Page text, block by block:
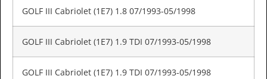
GOLF III Cabriolet (1E7) 1.8 07/1993-05/1998
GOLF III Cabriolet (1E7) 1.9 TDI 07/1993-05/1998
GOLF III Cabriolet (1E7) 1.9 TDI 07/1993-05/1998